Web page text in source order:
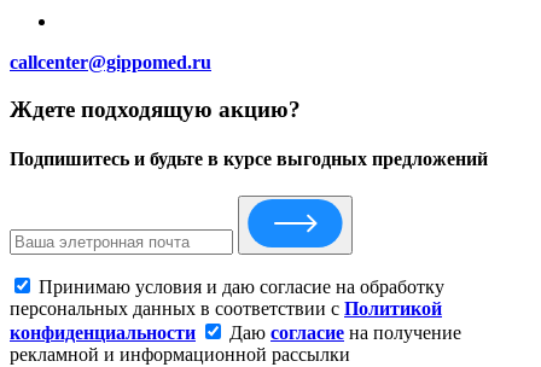
callcenter@gippomed.ru
Ждете подходящую акцию?
Подпишитесь и будьте в курсе выгодных предложений
Принимаю условия и даю согласие на обработку
персональных данных в соответствии с Политикой
конфиденциальности
Даю согласие на получение
рекламной и информационной рассылки